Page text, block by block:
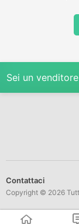
Sei un
Contattaci
Copyright © 2026